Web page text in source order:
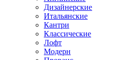
Дизайнерские
Итальянские
Кантри
Классические
Лофт
Модерн